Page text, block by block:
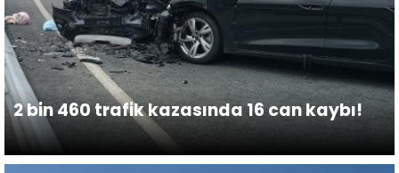
2 bin 460 trafik kazasında 16 can kaybı!